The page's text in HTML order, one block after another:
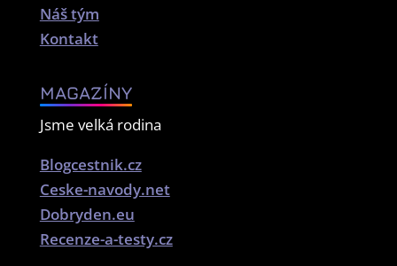
Náš tým
Kontakt
MAGAZÍNY
Jsme velká rodina
Blogcestnik.cz
Ceske-navody.net
Dobryden.eu
Recenze-a-testy.cz